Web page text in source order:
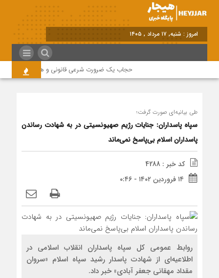
برابر ب
حجاب یک ضرورت شرعی قانونی و همه در این
طی بیانیه‌ای صورت گرفت؛
سپاه پاسداران: جنایات رژیم صهیونسیتی در به شهادت رساندن
پاسداران اسلام بی‌پاسخ نمی‌ماند
کد خبر : 4288
۱۴ فروردین ۱۴۰۲ - ۰:۴۶
روابط عمومی کل سپاه پاسداران انقلاب اسلامی در
اطلاعیه‌ای از شهادت پاسدار رشید سپاه اسلام «سروان
مقداد مهقانی جعفر آبادی» خبر داد.